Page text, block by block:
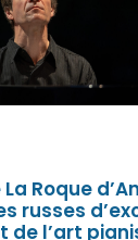
Roque
russes
de l’art